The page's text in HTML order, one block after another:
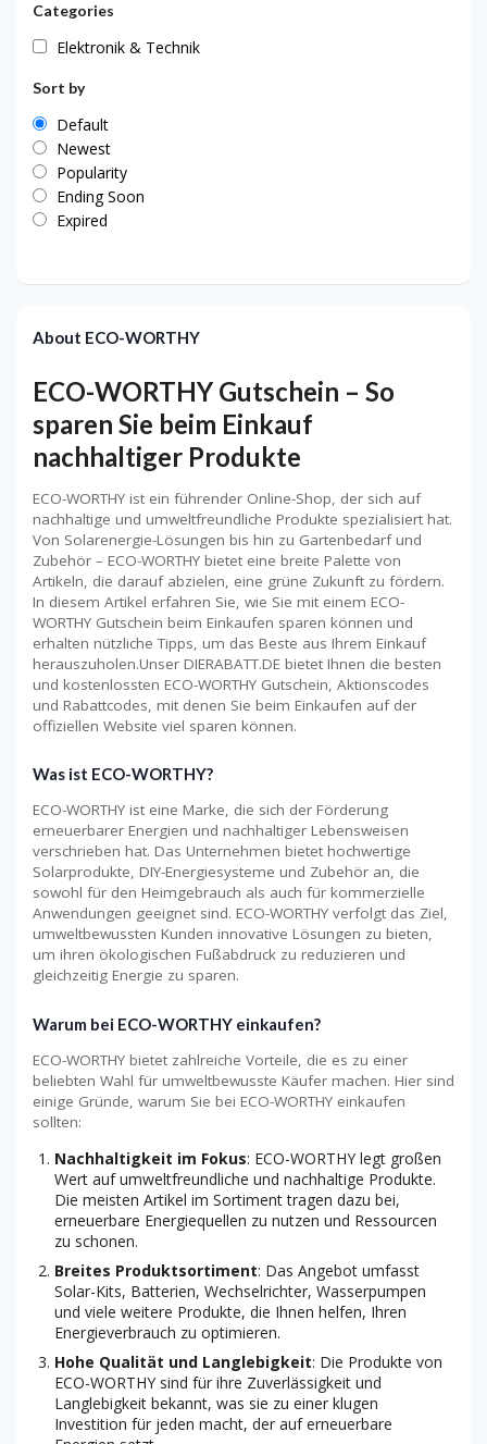
Categories
Elektronik & Technik
Sort by
Default
Newest
Popularity
Ending Soon
Expired
About ECO-WORTHY
ECO-WORTHY Gutschein – So
sparen Sie beim Einkauf
nachhaltiger Produkte
ECO-WORTHY ist ein führender Online-Shop, der sich auf
nachhaltige und umweltfreundliche Produkte spezialisiert hat.
Von Solarenergie-Lösungen bis hin zu Gartenbedarf und
Zubehör – ECO-WORTHY bietet eine breite Palette von
Artikeln, die darauf abzielen, eine grüne Zukunft zu fördern.
In diesem Artikel erfahren Sie, wie Sie mit einem ECO-
WORTHY Gutschein beim Einkaufen sparen können und
erhalten nützliche Tipps, um das Beste aus Ihrem Einkauf
herauszuholen.Unser DIERABATT.DE bietet Ihnen die besten
und kostenlossten ECO-WORTHY Gutschein, Aktionscodes
und Rabattcodes, mit denen Sie beim Einkaufen auf der
offiziellen Website viel sparen können.
Was ist ECO-WORTHY?
ECO-WORTHY ist eine Marke, die sich der Förderung
erneuerbarer Energien und nachhaltiger Lebensweisen
verschrieben hat. Das Unternehmen bietet hochwertige
Solarprodukte, DIY-Energiesysteme und Zubehör an, die
sowohl für den Heimgebrauch als auch für kommerzielle
Anwendungen geeignet sind. ECO-WORTHY verfolgt das Ziel,
umweltbewussten Kunden innovative Lösungen zu bieten,
um ihren ökologischen Fußabdruck zu reduzieren und
gleichzeitig Energie zu sparen.
Warum bei ECO-WORTHY einkaufen?
ECO-WORTHY bietet zahlreiche Vorteile, die es zu einer
beliebten Wahl für umweltbewusste Käufer machen. Hier sind
einige Gründe, warum Sie bei ECO-WORTHY einkaufen
sollten:
Nachhaltigkeit im Fokus: ECO-WORTHY legt großen
Wert auf umweltfreundliche und nachhaltige Produkte.
Die meisten Artikel im Sortiment tragen dazu bei,
erneuerbare Energiequellen zu nutzen und Ressourcen
zu schonen.
Breites Produktsortiment: Das Angebot umfasst
Solar-Kits, Batterien, Wechselrichter, Wasserpumpen
und viele weitere Produkte, die Ihnen helfen, Ihren
Energieverbrauch zu optimieren.
Hohe Qualität und Langlebigkeit: Die Produkte von
ECO-WORTHY sind für ihre Zuverlässigkeit und
Langlebigkeit bekannt, was sie zu einer klugen
Investition für jeden macht, der auf erneuerbare